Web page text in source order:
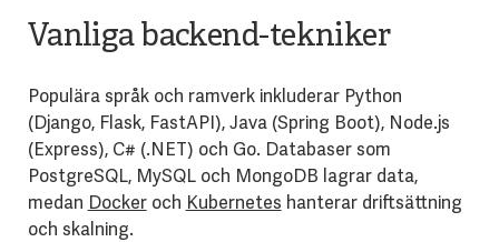
Vanliga backend-tekniker
Populära språk och ramverk inkluderar Python
(Django, Flask, FastAPI), Java (Spring Boot), Node.js
(Express), C# (.NET) och Go. Databaser som
PostgreSQL, MySQL och MongoDB lagrar data,
medan Dockeroch Kubernetes hanterar driftsättning
och skalning.